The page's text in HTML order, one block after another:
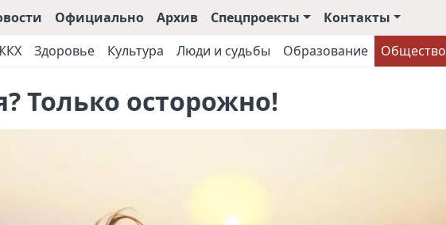
Официально Архив Спецпроекты
Контакты
Здоровье Культура Люди и судьбы Образование Общество
Только осторожно!